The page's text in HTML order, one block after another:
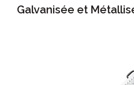
Galvanisée et